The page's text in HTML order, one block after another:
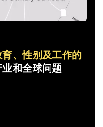
育、性别及工作的
和全球问题